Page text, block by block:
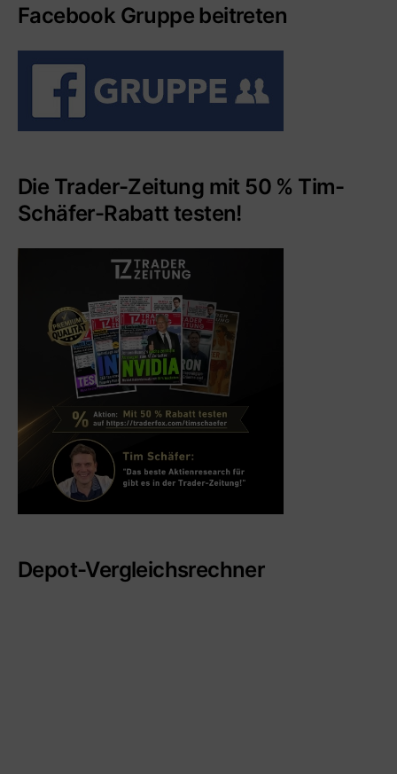
Facebook Gruppe beitreten
Die Trader-Zeitung mit 50 % Tim-
Schäfer-Rabatt testen!
Depot-Vergleichsrechner